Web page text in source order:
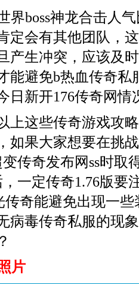
界boss神龙合击人
定会有其他团队，
产生冲突，应该及
能避免b热血传奇私
日新开176传奇网情
上这些传奇游戏攻
如果大家想要在挑
变传奇发布网ss时取
一定传奇1.76版要
传奇能避免出现一
病毒传奇私服的现
片